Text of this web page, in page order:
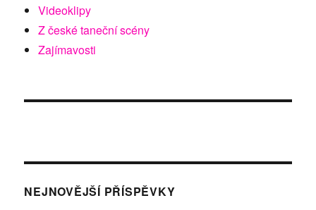
Videoklipy
Z české taneční scény
Zajímavosti
NEJNOVĚJŠÍ PŘÍSPĚVKY